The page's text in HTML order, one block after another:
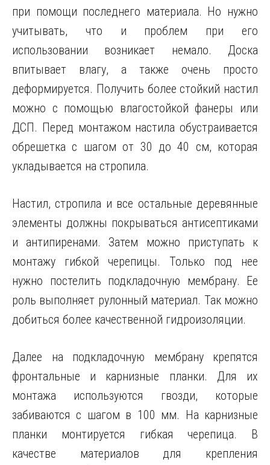
при помощи последнего материала. Но нужно
учитывать, что и проблем при его
использовании возникает немало. Доска
впитывает влагу, а также очень просто
деформируется. Получить более стойкий настил
можно с помощью влагостойкой фанеры или
ДСП. Перед монтажом настила обустраивается
обрешетка с шагом от 30 до 40 см, которая
укладывается на стропила.
Настил, стропила и все остальные деревянные
элементы должны покрываться антисептиками
и антипиренами. Затем можно приступать к
монтажу гибкой черепицы. Только под нее
нужно постелить подкладочную мембрану. Ее
роль выполняет рулонный материал. Так можно
добиться более качественной гидроизоляции.
Далее на подкладочную мембрану крепятся
фронтальные и карнизные планки. Для их
монтажа используются гвозди, которые
забиваются с шагом в 100 мм. На карнизные
планки монтируется гибкая черепица. В
качестве материалов для крепления